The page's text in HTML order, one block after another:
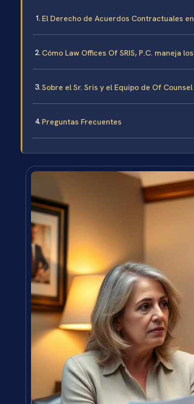
El Derecho de Acuerdos Contractuales
Cómo Law Offices Of SRIS, P.C. maneja
Sobre el Sr. Sris y el Equipo de Of
Preguntas Frecuentes